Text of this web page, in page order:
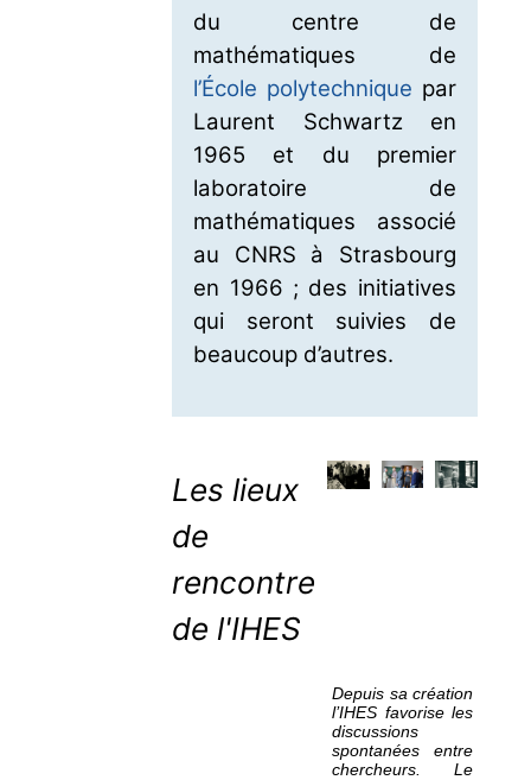
du centre de
mathématiques de
l’École polytechnique par
Laurent Schwartz en
1965 et du premier
laboratoire de
mathématiques associé
au CNRS à Strasbourg
en 1966 ; des initiatives
qui seront suivies de
beaucoup d’autres.
Les lieux
de
rencontre
de l'IHES
Depuis sa création
l’IHES favorise les
discussions
spontanées entre
chercheurs. Le